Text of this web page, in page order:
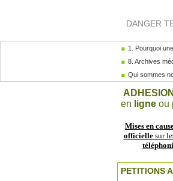
DANGER
1. Pourquoi
8. Archives
Qui sommes
en ligne ou
Mises en
officiellesur
PETITIONS